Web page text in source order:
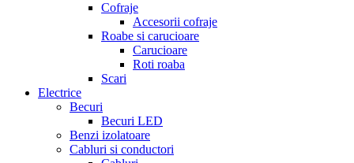
Cofraje
Accesorii cofraje
Roabe si carucioare
Carucioare
Roti roaba
Scari
Electrice
Becuri
Becuri LED
Benzi izolatoare
Cabluri si conductori